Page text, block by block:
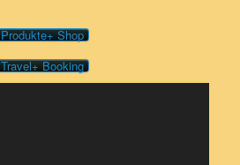
Produkte+ Shop
Travel+ Booking